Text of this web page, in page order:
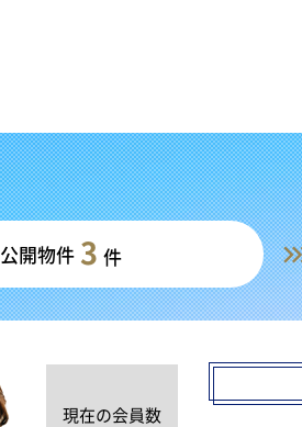
公開物件 3 件
現在の会員数